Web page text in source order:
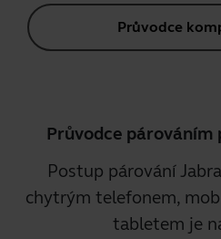
Průvodce
Průvodce
Postup párování
chytrým telefonem,
tabletem je